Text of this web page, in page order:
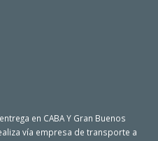
en CABA Y Gran Buenos
vía empresa de transporte a